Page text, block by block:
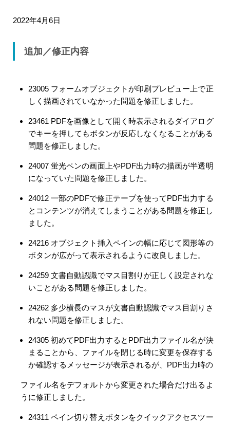
2022年4月6日
追加／修正内容
23005 フォームオブジェクトが印刷プレビュー上で正
しく描画されていなかった問題を修正しました。
23461 PDFを画像として開く時表示されるダイアログ
でキーを押してもボタンが反応しなくなることがある
問題を修正しました。
24007 蛍光ペンの画面上やPDF出力時の描画が半透明
になっていた問題を修正しました。
24012 一部のPDFで修正テープを使ってPDF出力する
とコンテンツが消えてしまうことがある問題を修正し
ました。
24216 オブジェクト挿入ペインの幅に応じて図形等の
ボタンが広がって表示されるように改良しました。
24259 文書自動認識でマス目割りが正しく設定されな
いことがある問題を修正しました。
24262 多少横長のマスが文書自動認識でマス目割りさ
れない問題を修正しました。
24305 初めてPDF出力するとPDF出力ファイル名が決
まることから、ファイルを閉じる時に変更を保存する
か確認するメッセージが表示されるが、PDF出力時の
ファイル名をデフォルトから変更された場合だけ出るよ
うに修正しました。
24311 ペイン切り替えボタンをクイックアクセスツー